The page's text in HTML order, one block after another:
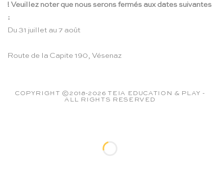
! Veuillez noter que nous serons fermés aux dates suivantes
:
Du 31 juillet au 7 août
Route de la Capite 190, Vésenaz
COPYRIGHT ©2018-2026 TEIA EDUCATION & PLAY -
ALL RIGHTS RESERVED